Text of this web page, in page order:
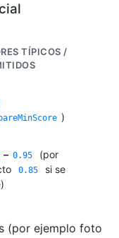
TÍPICOS /
)
– 0.95
(por
0.85
si se
(por ejemplo foto